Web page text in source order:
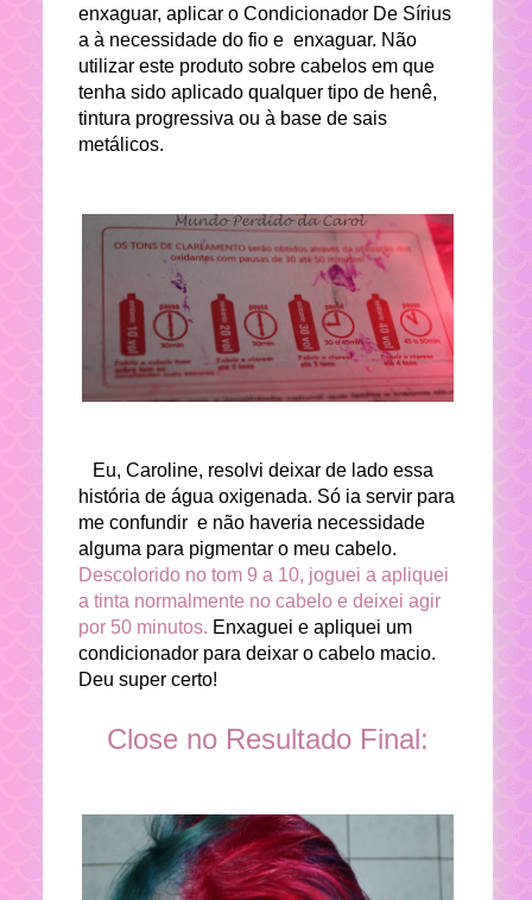
enxaguar, aplicar o Condicionador De Sírius
a à necessidade do fio e enxaguar. Não
utilizar este produto sobre cabelos em que
tenha sido aplicado qualquer tipo de henê,
tintura progressiva ou à base de sais
metálicos.
Eu, Caroline, resolvi deixar de lado essa
história de água oxigenada. Só ia servir para
me confundir e não haveria necessidade
alguma para pigmentar o meu cabelo.
Descolorido no tom 9 a 10, joguei a apliquei
a tinta normalmente no cabelo e deixei agir
por 50 minutos. Enxaguei e apliquei um
condicionador para deixar o cabelo macio.
Deu super certo!
Close no Resultado Final: